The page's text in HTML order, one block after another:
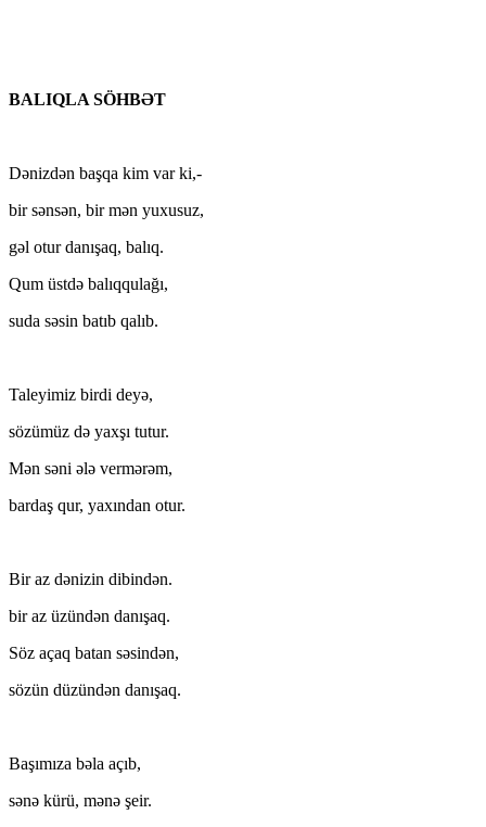
BALIQLA SÖHBƏT
Dənizdən başqa kim var ki,-
bir sənsən, bir mən yuxusuz,
gəl otur danışaq, balıq.
Qum üstdə balıqqulağı,
suda səsin batıb qalıb.
Taleyimiz birdi deyə,
sözümüz də yaxşı tutur.
Mən səni ələ vermərəm,
bardaş qur, yaxından otur.
Bir az dənizin dibindən.
bir az üzündən danışaq.
Söz açaq batan səsindən,
sözün düzündən danışaq.
Başımıza bəla açıb,
sənə kürü, mənə şeir.